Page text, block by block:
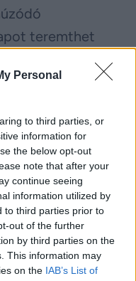
Personal
to third parties, or
information for
the below opt-out
note that after your
continue seeing
information utilized by
to third parties prior to
out of the further
by third parties on the
This information may
on the IAB’s List of
teremthet
szociális és
Twitter
Telegram